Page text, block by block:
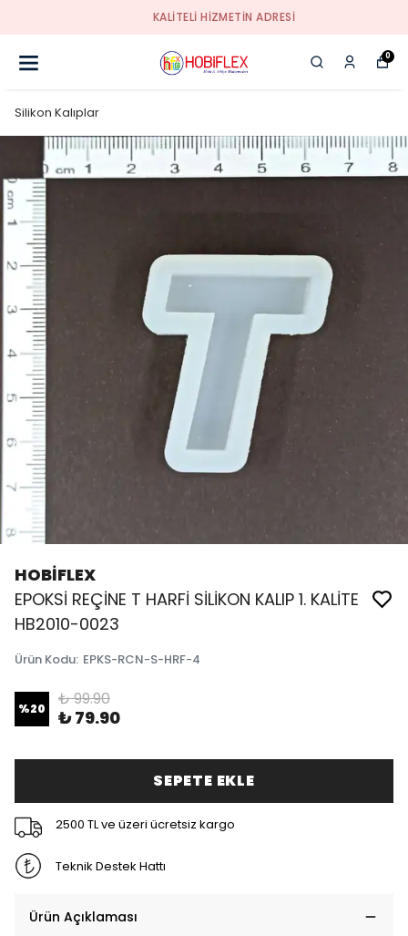
KALİTELİ HİZMETİN ADRESİ
0
Silikon Kalıplar
HOBİFLEX
EPOKSİ REÇİNE T HARFİ SİLİKON KALIP 1. KALİTE
HB2010-0023
Ürün Kodu: EPKS-RCN-S-HRF-4
%20 ₺ 99.90
₺ 79.90
SEPETE EKLE
2500 TL ve üzeri ücretsiz kargo
Teknik Destek Hattı
Ürün Açıklaması